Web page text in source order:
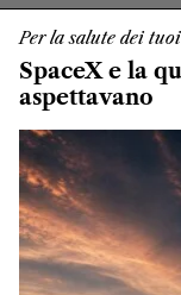
Per la salute dei
SpaceX e la
aspettavano